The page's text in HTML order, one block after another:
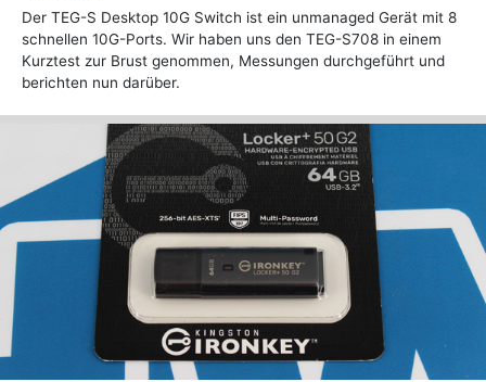
Der TEG-S Desktop 10G Switch ist ein unmanaged Gerät mit 8
schnellen 10G-Ports. Wir haben uns den TEG-S708 in einem
Kurztest zur Brust genommen, Messungen durchgeführt und
berichten nun darüber.